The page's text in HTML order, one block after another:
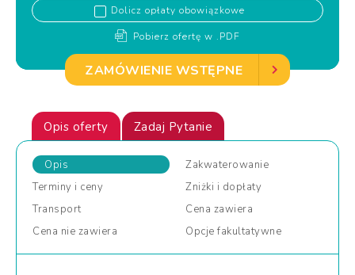
Dolicz opłaty obowiązkowe
Pobierz ofertę w .PDF
ZAMÓWIENIE WSTĘPNE
Opis oferty Zadaj Pytanie
Opis
Zakwaterowanie
Terminy i ceny Zniżki i dopłaty
Transport
Cena zawiera
Cena nie zawiera Opcje fakultatywne